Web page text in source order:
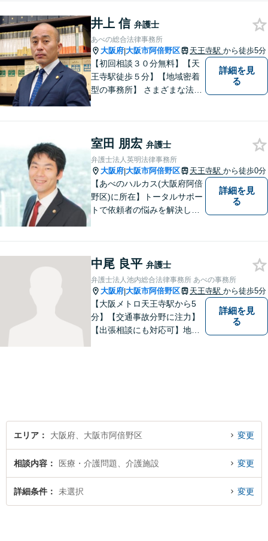
トップ対応が強み！交通事故
／遺産分割／離婚／債務整理
／その他
井上 信 弁護士
あべの総合法律事務所
大阪府|大阪市阿倍野区 天王寺駅 から徒歩5分
【初回相談３０分無料】【天
王寺駅徒歩５分】【地域密着
型の事務所】 さまざまな法律
相続、インターネット上のト
ラブルに注力！！
詳細を見
る
室田 朋宏 弁護士
弁護士法人英明法律事務所
大阪府|大阪市阿倍野区 天王寺駅 から徒歩0分
【あべのハルカス(大阪府阿倍
野区)に所在】トータルサポー
トで依頼者の悩みを解決しま
詳細を見
る
中尾 良平 弁護士
弁護士法人池内総合法律事務所 あべの事務所
大阪府|大阪市阿倍野区 天王寺駅 から徒歩5分
【大阪メトロ天王寺駅から5
分】【交通事故分野に注力】
【出張相談にも対応可】地元
詳細を見
る
エリア 大阪府、大阪市阿倍野区 変更
相談内容 医療・介護問題、介護施設 変更
詳細条件 未選択 変更